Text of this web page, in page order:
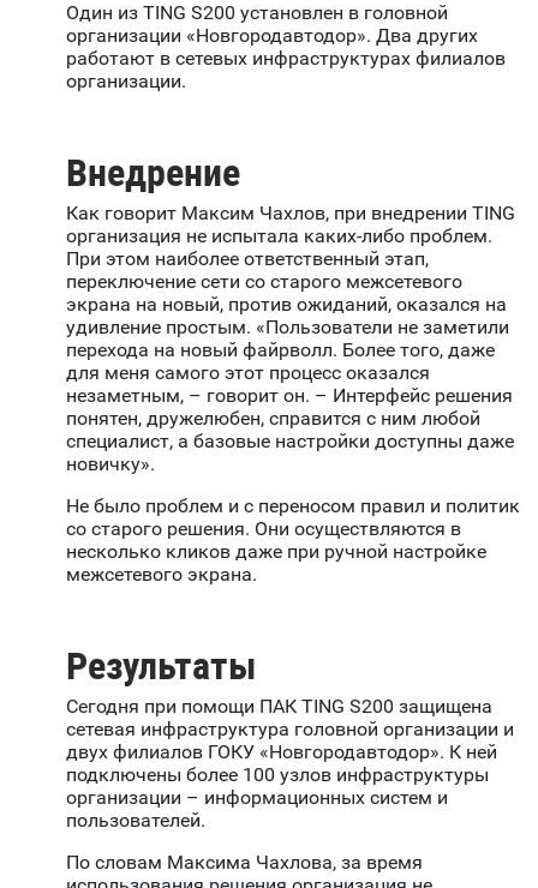
Один из TING S200 установлен в головной
организации «Новгородавтодор». Два других
работают в сетевых инфраструктурах филиалов
организации.
Внедрение
Как говорит Максим Чахлов, при внедрении TING
организация не испытала каких-либо проблем.
При этом наиболее ответственный этап,
переключение сети со старого межсетевого
экрана на новый, против ожиданий, оказался на
удивление простым. «Пользователи не заметили
перехода на новый файрволл. Более того, даже
для меня самого этот процесс оказался
незаметным, – говорит он. – Интерфейс решения
понятен, дружелюбен, справится с ним любой
специалист, а базовые настройки доступны даже
новичку».
Не было проблем и с переносом правил и политик
со старого решения. Они осуществляются в
несколько кликов даже при ручной настройке
межсетевого экрана.
Результаты
Сегодня при помощи ПАК TING S200 защищена
сетевая инфраструктура головной организации и
двух филиалов ГОКУ «Новгородавтодор». К ней
подключены более 100 узлов инфраструктуры
организации – информационных систем и
пользователей.
По словам Максима Чахлова, за время